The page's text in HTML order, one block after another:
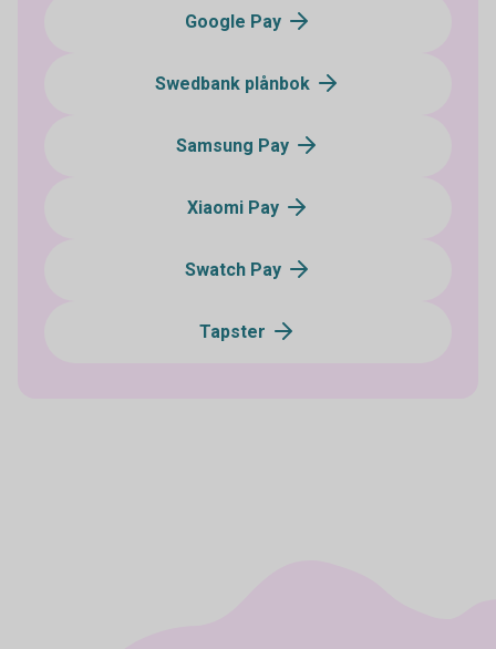
Google Pay
Swedbank plånbok
Samsung Pay
Xiaomi Pay
Swatch Pay
Tapster